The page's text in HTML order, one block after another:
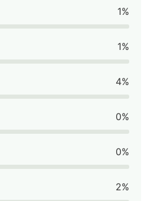
1%
1%
4%
0%
0%
2%